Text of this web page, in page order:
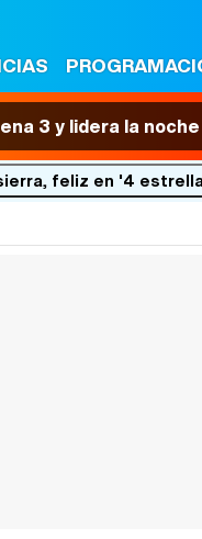
3 y lidera la
feliz en '4